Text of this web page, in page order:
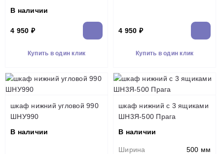
В наличии
4 950 ₽
Купить в один клик
4 950 ₽
Купить в один клик
шкаф нижний угловой 990
ШНУ990
В наличии
шкаф нижний с 3 ящиками
ШН3Я-500 Прага
В наличии
Ширина
500 мм